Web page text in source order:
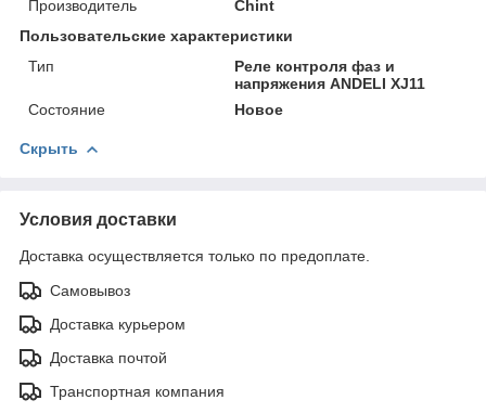
Производитель
Chint
Пользовательские характеристики
Тип
Реле контроля фаз и
напряжения ANDELI XJ11
Состояние
Новое
Скрыть
Условия доставки
Доставка осуществляется только по предоплате.
Самовывоз
Доставка курьером
Доставка почтой
Транспортная компания